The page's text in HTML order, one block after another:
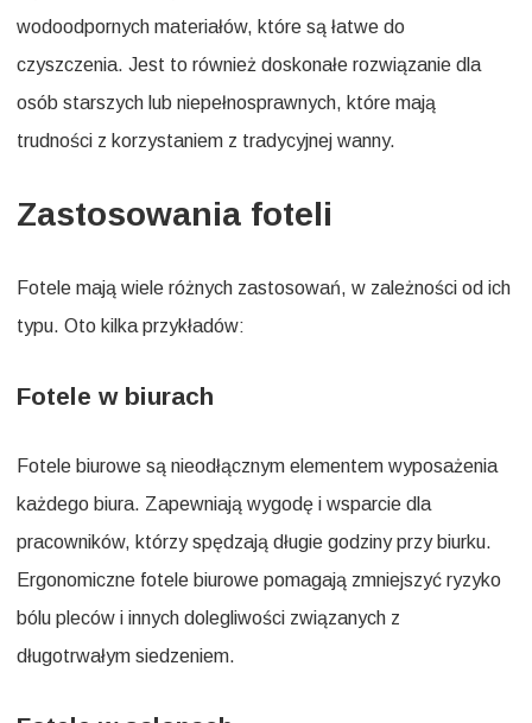
wodoodpornych materiałów, które są łatwe do
czyszczenia. Jest to również doskonałe rozwiązanie dla
osób starszych lub niepełnosprawnych, które mają
trudności z korzystaniem z tradycyjnej wanny.
Zastosowania foteli
Fotele mają wiele różnych zastosowań, w zależności od ich
typu. Oto kilka przykładów:
Fotele w biurach
Fotele biurowe są nieodłącznym elementem wyposażenia
każdego biura. Zapewniają wygodę i wsparcie dla
pracowników, którzy spędzają długie godziny przy biurku.
Ergonomiczne fotele biurowe pomagają zmniejszyć ryzyko
bólu pleców i innych dolegliwości związanych z
długotrwałym siedzeniem.